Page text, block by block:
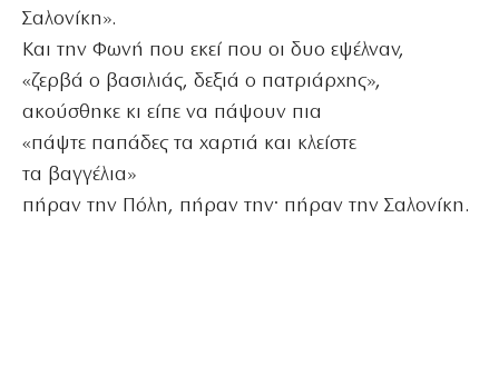
Σαλονίκη».
Και την Φωνή που εκεί που οι δυο εψέλναν,
«ζερβά ο βασιλιάς, δεξιά ο πατριάρχης»,
ακούσθηκε κι είπε να πάψουν πια
«πάψτε παπάδες τα χαρτιά και κλείστε
τα βαγγέλια»
πήραν την Πόλη, πήραν την· πήραν την Σαλονίκη.